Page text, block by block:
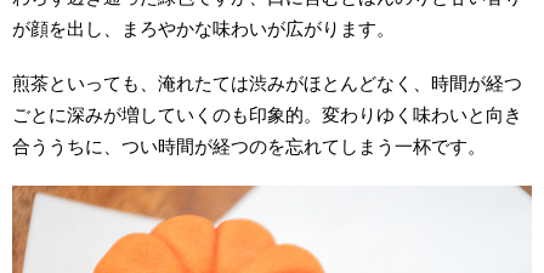
が顔を出し、まろやかな味わいが広がります。
煎茶といっても、淹れたては渋みがほとんどなく、時間が経つ
ごとに深みが増していくのも印象的。変わりゆく味わいと 向き
合ううちに、つい時間が経つのを忘れてしまう一杯です。